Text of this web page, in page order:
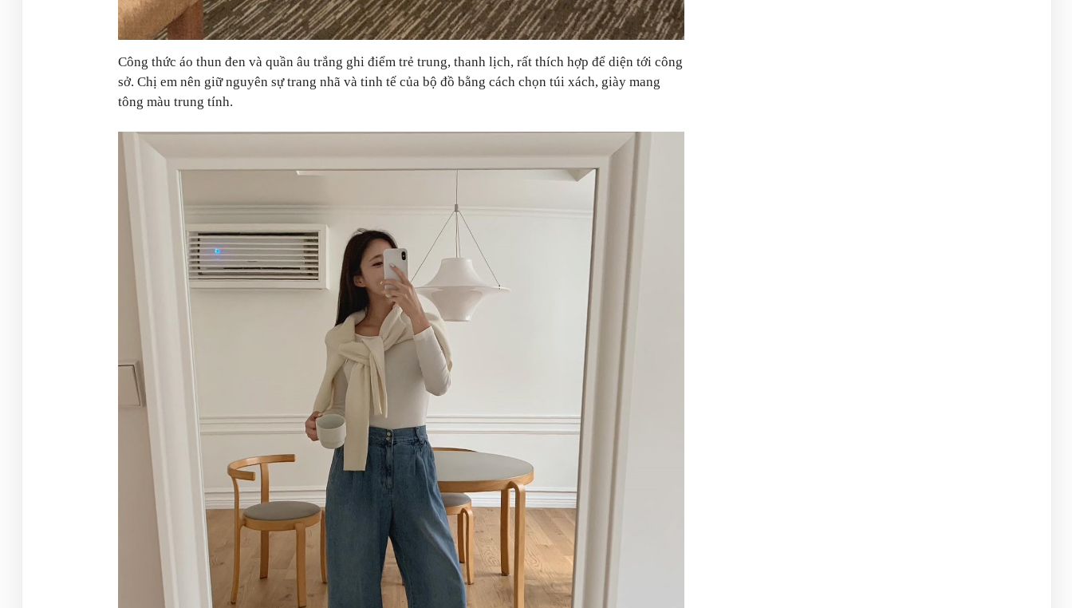
Công thức áo thun đen và quần âu trắng ghi điểm trẻ trung, thanh lịch, rất thích hợp để diện tới công
sở. Chị em nên giữ nguyên sự trang nhã và tinh tế của bộ đồ bằng cách chọn túi xách, giày mang
tông màu trung tính.